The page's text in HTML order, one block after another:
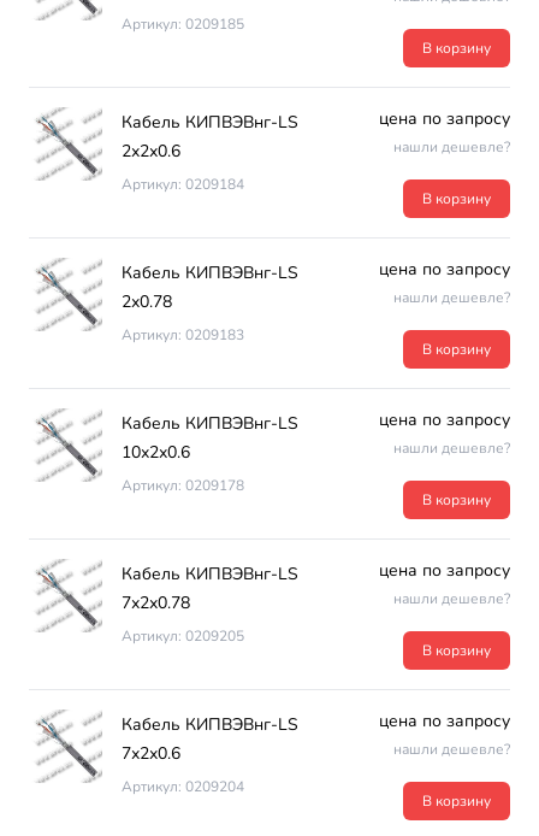
Артикул: 0209185
В корзину
Кабель КИПВЭВнг-LS
2х2х0.6
Артикул: 0209184
цена по запросу
нашли дешевле?
В корзину
Кабель КИПВЭВнг-LS
2х0.78
Артикул: 0209183
цена по запросу
нашли дешевле?
В корзину
Кабель КИПВЭВнг-LS
10х2х0.6
Артикул: 0209178
цена по запросу
нашли дешевле?
В корзину
Кабель КИПВЭВнг-LS
7х2х0.78
Артикул: 0209205
цена по запросу
нашли дешевле?
В корзину
Кабель КИПВЭВнг-LS
7х2х0.6
Артикул: 0209204
цена по запросу
нашли дешевле?
В корзину